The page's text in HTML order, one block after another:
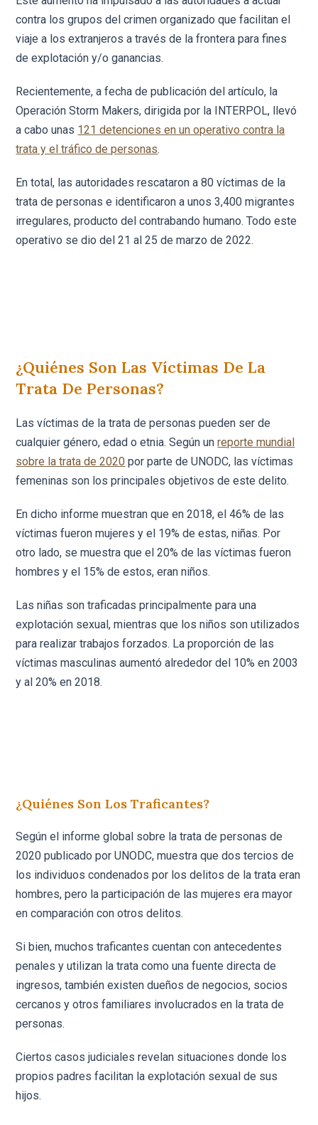
contra los grupos del crimen organizado que facilitan el
viaje a los extranjeros a través de la frontera para fines
de explotación y/o ganancias.
Recientemente, a fecha de publicación del artículo, la
Operación Storm Makers, dirigida por la INTERPOL, llevó
a cabo unas 121 detenciones en un operativo contra la
trata y el tráfico de personas.
En total, las autoridades rescataron a 80 víctimas de la
trata de personas e identificaron a unos 3,400 migrantes
irregulares, producto del contrabando humano. Todo este
operativo se dio del 21 al 25 de marzo de 2022.
¿Quiénes Son Las Víctimas De La
Trata De Personas?
Las víctimas de la trata de personas pueden ser de
cualquier género, edad o etnia. Según unreporte mundial
sobre la trata de 2020 por parte de UNODC, las víctimas
femeninas son los principales objetivos de este delito.
En dicho informe muestran que en 2018, el 46% de las
víctimas fueron mujeres y el 19% de estas, niñas. Por
otro lado, se muestra que el 20% de las víctimas fueron
hombres y el 15% de estos, eran niños.
Las niñas son traficadas principalmente para una
explotación sexual, mientras que los niños son utilizados
para realizar trabajos forzados. La proporción de las
víctimas masculinas aumentó alrededor del 10% en 2003
y al 20% en 2018.
¿Quiénes Son Los Traficantes?
Según el informe global sobre la trata de personas de
2020 publicado por UNODC, muestra que dos tercios de
los individuos condenados por los delitos de la trata eran
hombres, pero la participación de las mujeres era mayor
en comparación con otros delitos.
Si bien, muchos traficantes cuentan con antecedentes
penales y utilizan la trata como una fuente directa de
ingresos, también existen dueños de negocios, socios
cercanos y otros familiares involucrados en la trata de
personas.
Ciertos casos judiciales revelan situaciones donde los
propios padres facilitan la explotación sexual de sus
hijos.